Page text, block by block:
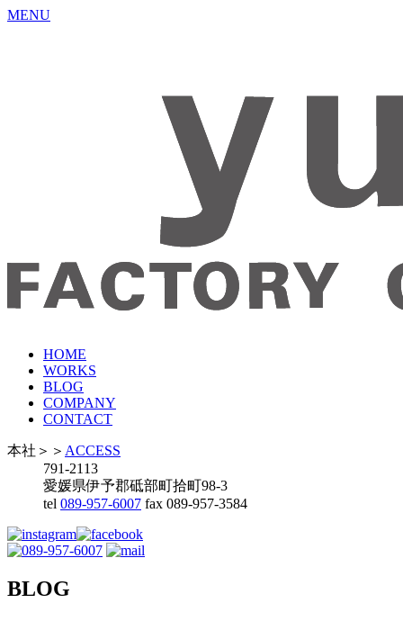
MENU
HOME
WORKS
BLOG
COMPANY
CONTACT
本社 ＞＞ ACCESS
791-2113
愛媛県伊予郡砥部町拾町98-3
tel 089-957-6007 fax 089-957-3584
BLOG